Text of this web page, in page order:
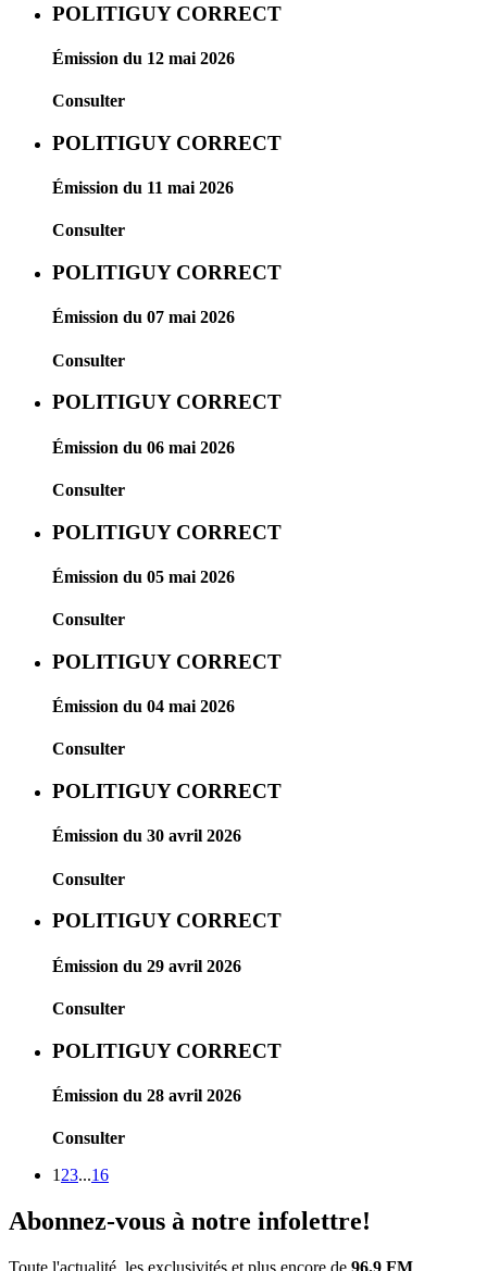
POLITIGUY CORRECT
Émission du 12 mai 2026
Consulter
POLITIGUY CORRECT
Émission du 11 mai 2026
Consulter
POLITIGUY CORRECT
Émission du 07 mai 2026
Consulter
POLITIGUY CORRECT
Émission du 06 mai 2026
Consulter
POLITIGUY CORRECT
Émission du 05 mai 2026
Consulter
POLITIGUY CORRECT
Émission du 04 mai 2026
Consulter
POLITIGUY CORRECT
Émission du 30 avril 2026
Consulter
POLITIGUY CORRECT
Émission du 29 avril 2026
Consulter
POLITIGUY CORRECT
Émission du 28 avril 2026
Consulter
1 23...16
Abonnez-vous à notre infolettre!
Toute l'actualité, les exclusivités et plus encore de 96.9 FM